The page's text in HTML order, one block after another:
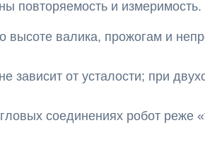
повторяемость и измеримость.
высоте валика, прожогам и
зависит от усталости; при
соединениях робот реже